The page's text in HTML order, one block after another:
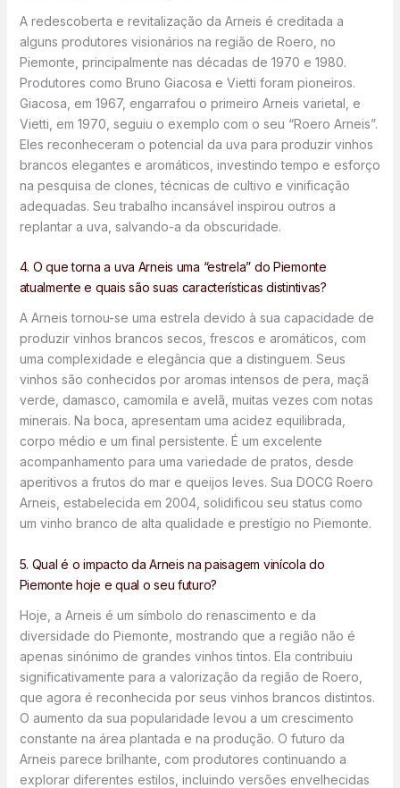
A redescoberta e revitalização da Arneis é creditada a
alguns produtores visionários na região de Roero, no
Piemonte, principalmente nas décadas de 1970 e 1980.
Produtores como Bruno Giacosa e Vietti foram pioneiros.
Giacosa, em 1967, engarrafou o primeiro Arneis varietal, e
Vietti, em 1970, seguiu o exemplo com o seu “Roero Arneis”.
Eles reconheceram o potencial da uva para produzir vinhos
brancos elegantes e aromáticos, investindo tempo e esforço
na pesquisa de clones, técnicas de cultivo e vinificação
adequadas. Seu trabalho incansável inspirou outros a
replantar a uva, salvando-a da obscuridade.
4. O que torna a uva Arneis uma “estrela” do Piemonte
atualmente e quais são suas características distintivas?
A Arneis tornou-se uma estrela devido à sua capacidade de
produzir vinhos brancos secos, frescos e aromáticos, com
uma complexidade e elegância que a distinguem. Seus
vinhos são conhecidos por aromas intensos de pera, maçã
verde, damasco, camomila e avelã, muitas vezes com notas
minerais. Na boca, apresentam uma acidez equilibrada,
corpo médio e um final persistente. É um excelente
acompanhamento para uma variedade de pratos, desde
aperitivos a frutos do mar e queijos leves. Sua DOCG Roero
Arneis, estabelecida em 2004, solidificou seu status como
um vinho branco de alta qualidade e prestígio no Piemonte.
5. Qual é o impacto da Arneis na paisagem vinícola do
Piemonte hoje e qual o seu futuro?
Hoje, a Arneis é um símbolo do renascimento e da
diversidade do Piemonte, mostrando que a região não é
apenas sinónimo de grandes vinhos tintos. Ela contribuiu
significativamente para a valorização da região de Roero,
que agora é reconhecida por seus vinhos brancos distintos.
O aumento da sua popularidade levou a um crescimento
constante na área plantada e na produção. O futuro da
Arneis parece brilhante, com produtores continuando a
explorar diferentes estilos, incluindo versões envelhecidas